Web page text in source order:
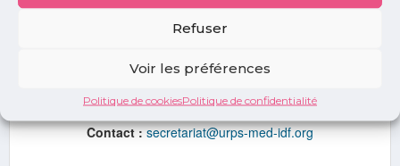
Refuser
Voir les préférences
Politique de cookiesPolitique de confidentialité
Syndicat :SML
Collège :
Collège Spécialités
Ville :Osny (95)
Contact : secretariat@urps-med-idf.org